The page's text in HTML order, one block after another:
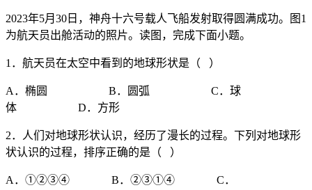
2023年5月30日，神舟十六号载人飞船发射取得圆满成功。图1
为航天员出舱活动的照片。读图，完成下面小题。
1．航天员在太空中看到的地球形状是（ ）
A．椭圆 B．圆弧 C．球
体 D．方形
2．人们对地球形状认识，经历了漫长的过程。下列对地球形
状认识的过程，排序正确的是（ ）
A．①②③④ B．②③①④ C．